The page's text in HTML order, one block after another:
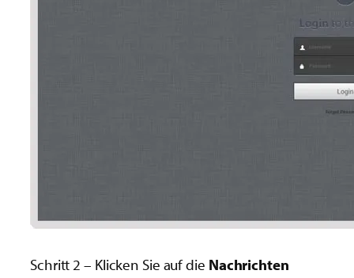
Schritt 2 – Klicken Sie auf die Nachrichten